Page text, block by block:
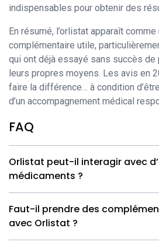
indispensables pour obtenir des
En résumé, l’orlistat apparaît comme
complémentaire utile,
qui ont déjà essayé sans succès de
leurs propres moyens. Les avis en
faire la différence… à condition
d’un accompagnement médical
FAQ
Orlistat peut-il interagir avec
médicaments ?
Faut-il prendre des
avec Orlistat ?